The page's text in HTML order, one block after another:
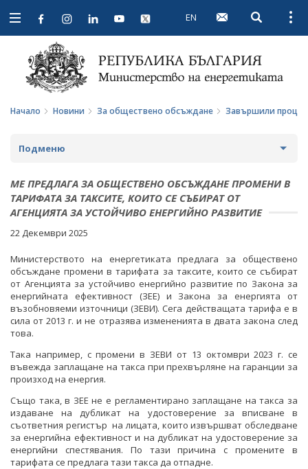
Open
navigation
EN Open
Начало Новини За обществено обсъждане Завършили
Подменю
НОВИНИ
ПРЕДСТОЯЩИ СЪБИТИЯ
ЗА ОБЩЕСТВЕНО ОБСЪЖДАНЕ
ПРОЕКТИ ЗА ОБЩЕСТВЕНО ОБСЪЖДАНЕ
ЗАВЪРШИЛИ ПРОЦЕДУРИ ЗА ОБЩЕСТВЕНО
ОБСЪЖДАНЕ
ПАРЛАМЕНТАРЕН КОНТРОЛ
ФОТОГАЛЕРИЯ
ВИДЕОГАЛЕРИЯ
МЕ ПРЕДЛАГА ЗА ОБЩЕСТВЕНО ОБСЪЖДАНЕ ПРОМЕНИ В
ТАРИФАТА ЗА ТАКСИТЕ, КОИТО СЕ СЪБИРАТ ОТ
АГЕНЦИЯТА ЗА УСТОЙЧИВО ЕНЕРГИЙНО РАЗВИТИЕ
22 Декември 2025
Министерството на енергетиката предлага за обществено
обсъждане промени в тарифата за таксите, които се събират
от Агенцията за устойчиво енергийно развитие по Закона за
енергийната ефективност (ЗЕЕ) и Закона за енергията от
възобновяеми източници (ЗЕВИ). Сега действащата тарифа е в
сила от 2013 г. и не отразява измененията в двата закона след
това.
Така например, с промени в ЗЕВИ от 13 октомври 2023 г. се
въвежда заплащане на такса при прехвърляне на гаранции за
произход на енергия.
Също така, в ЗЕЕ не е регламентирано заплащане на такса за
издаване на дубликат на удостоверение за вписване в
съответния регистър на лицата, които извършват обследване
за енергийна ефективност и на дубликат на удостоверение за
енергийни спестявания. По тази причина с промените в
тарифата се предлага тази такса да отпадне.